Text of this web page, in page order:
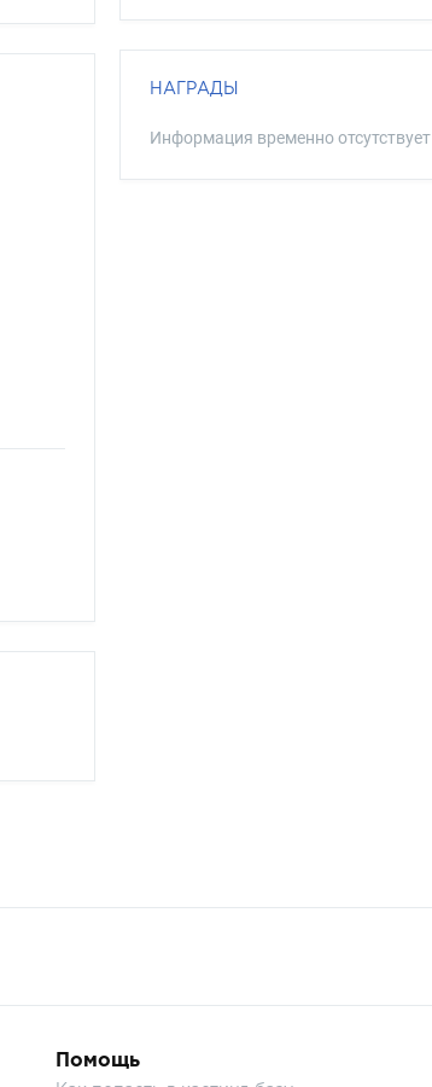
НАГРАДЫ
Информация временно отсутствует
Помощь